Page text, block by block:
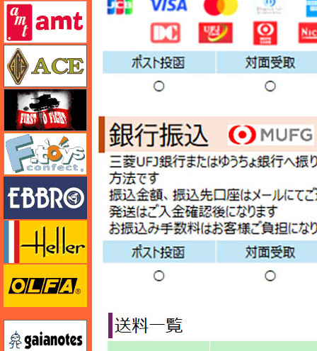
エース
エフトイズ
エブロ
エレール
ガイアノーツ